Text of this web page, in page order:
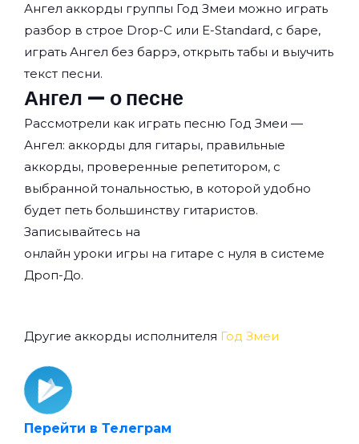
Ангел аккорды группы Год Змеи можно играть
разбор в строе Drop-C или E-Standard, с баре,
играть Ангел без баррэ, открыть табы и выучить
текст песни.
Ангел — о песне
Рассмотрели как играть песню Год Змеи —
Ангел: аккорды для гитары, правильные
аккорды, проверенные репетитором, с
выбранной тональностью, в которой удобно
будет петь большинству гитаристов.
Записывайтесь на
онлайн уроки игры на гитаре с нуля в системе
Дроп-До.
Другие аккорды исполнителя Год Змеи
Перейти в Телеграм